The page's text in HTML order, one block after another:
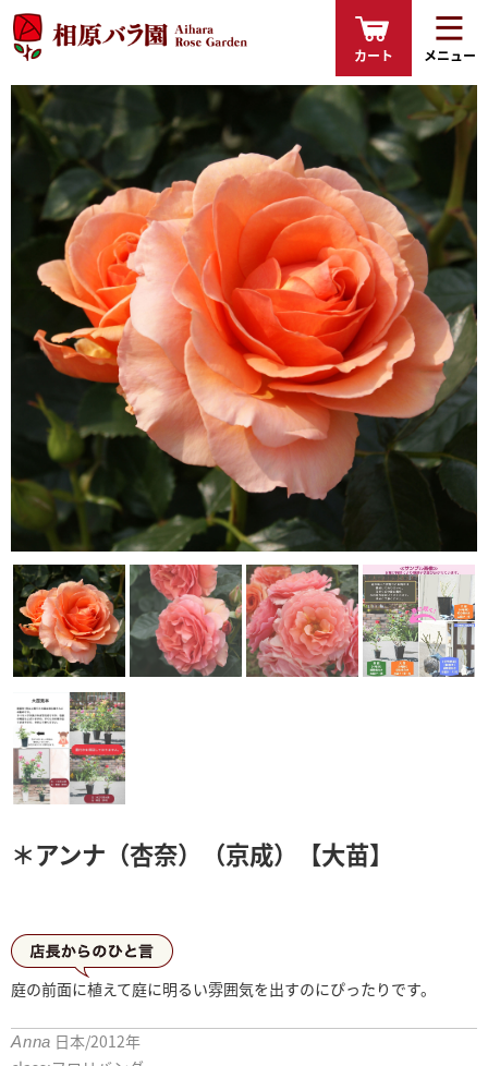
カート メニュー
＊アンナ（杏奈）（京成）【大苗】
店長からひとこと
庭の前面に植えて庭に明るい雰囲気を出すのにぴったりです。
Anna 日本/2012年